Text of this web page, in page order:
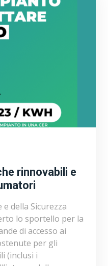
rinnovabili e
della Sicurezza
lo sportello per la
di accesso ai
per gli
(inclusi i